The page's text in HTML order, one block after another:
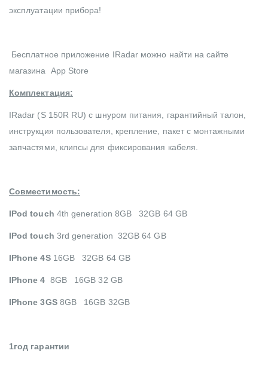
эксплуатации прибора!
Бесплатное приложение IRadar можно найти на сайте
магазина App Store
Комплектация:
IRadar (S 150R RU) с шнуром питания, гарантийный талон,
инструкция пользователя, крепление, пакет с монтажными
запчастями, клипсы для фиксирования кабеля.
Совместимость:
IPod touch 4th generation 8GB 32GB 64 GB
IPod touch 3rd generation 32GB 64 GB
IPhone 4S16GB 32GB 64 GB
IPhone 4 8GB 16GB 32 GB
IPhone 3GS8GB 16GB 32GB
1год гарантии